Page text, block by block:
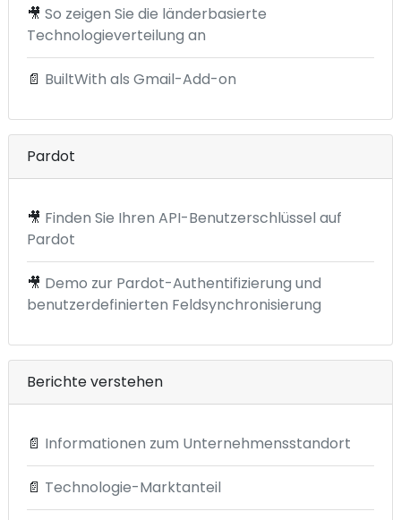
🎥 So zeigen Sie die länderbasierte
Technologieverteilung an
📄 BuiltWith als Gmail-Add-on
Pardot
🎥 Finden Sie Ihren API-Benutzerschlüssel auf
Pardot
🎥 Demo zur Pardot-Authentifizierung und
benutzerdefinierten Feldsynchronisierung
Berichte verstehen
📄 Informationen zum Unternehmensstandort
📄 Technologie-Marktanteil